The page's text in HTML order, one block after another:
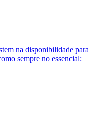
na disponibilidade para
sempre no essencial: